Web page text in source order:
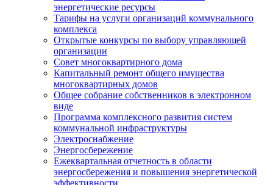
энергетические ресурсы
Тарифы на услуги организаций коммунального
комплекса
Открытые конкурсы по выбору управляющей
организации
Совет многоквартирного дома
Капитальный ремонт общего имущества
многоквартирных домов
Общее собрание собственников в электронном
виде
Программа комплексного развития систем
коммунальной инфраструктуры
Электроснабжение
Энергосбережение
Ежеквартальная отчетность в области
энергосбережения и повышения энергетической